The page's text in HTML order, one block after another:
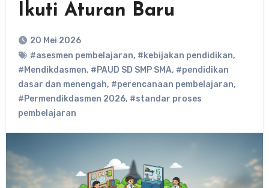
Ikuti Aturan Baru
20 Mei 2026
#asesmen pembelajaran, #kebijakan pendidikan,
#Mendikdasmen, #PAUD SD SMP SMA, #pendidikan
dasar dan menengah, #perencanaan pembelajaran,
#Permendikdasmen 2026, #standar proses
pembelajaran